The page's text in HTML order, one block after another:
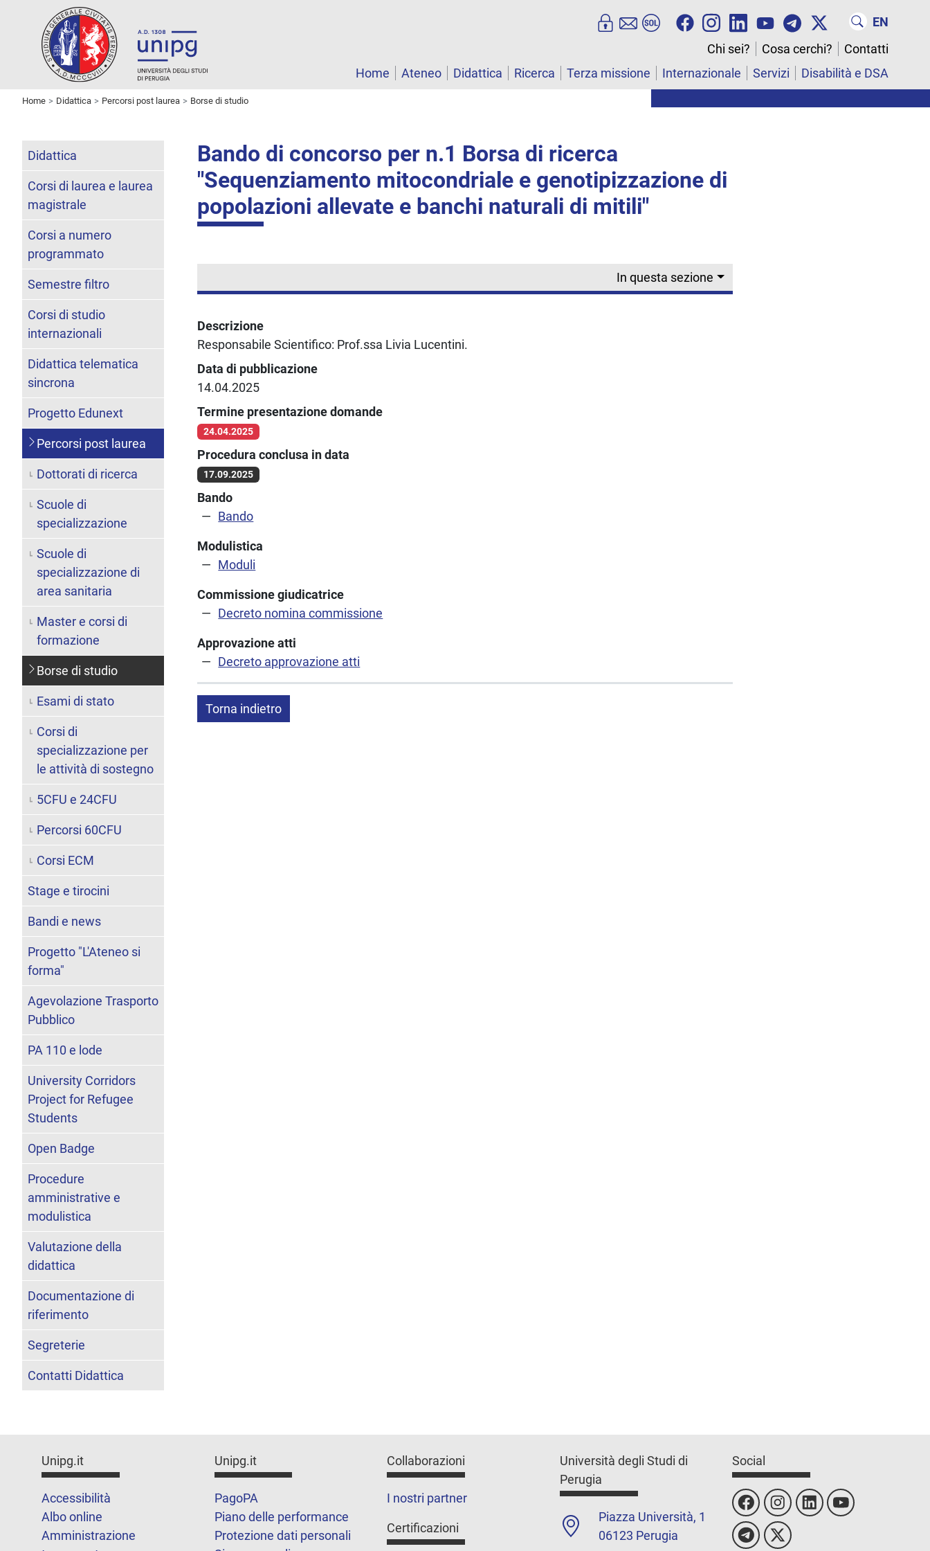
EN
Chi sei?
Cosa cerchi?
Contatti
Home
Ateneo Didattica Ricerca Terza missione Internazionale Servizi Disabilità e DSA
Home Didattica Percorsi post laurea Borse di studio
Bando di concorso per n.1 Borsa di ricerca
"Sequenziamento mitocondriale e genotipizzazione di
popolazioni allevate e banchi naturali di mitili"
In questa sezione
Descrizione
Responsabile Scientifico: Prof.ssa Livia Lucentini.
Data di pubblicazione
14.04.2025
Termine presentazione domande
24.04.2025
Procedura conclusa in data
17.09.2025
Bando
Bando
Modulistica
Moduli
Commissione giudicatrice
Decreto nomina commissione
Approvazione atti
Decreto approvazione atti
Torna indietro
Didattica
Corsi di laurea e laurea
magistrale
Corsi a numero
programmato
Semestre filtro
Corsi di studio
internazionali
Didattica telematica
sincrona
Progetto Edunext
Percorsi post laurea
Dottorati di ricerca
Scuole di
specializzazione
Scuole di
specializzazione di
area sanitaria
Master e corsi di
formazione
Borse di studio
Esami di stato
Corsi di
specializzazione per
le attività di sostegno
5CFU e 24CFU
Percorsi 60CFU
Corsi ECM
Stage e tirocini
Bandi e news
Progetto "L'Ateneo si
forma"
Agevolazione Trasporto
Pubblico
PA 110 e lode
University Corridors
Project for Refugee
Students
Open Badge
Procedure
amministrative e
modulistica
Valutazione della
didattica
Documentazione di
riferimento
Segreterie
Contatti Didattica
Unipg.it
Accessibilità
Albo online
Amministrazione
Unipg.it
PagoPA
Piano delle performance
Protezione dati personali
Collaborazioni
I nostri partner
Certificazioni
Università degli Studi di
Perugia
Piazza Università, 1
06123 Perugia
Social